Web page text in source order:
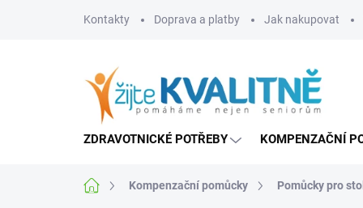
Kontakty Doprava a platby Jak nakupovat
ZDRAVOTNICKÉ POTŘEBY KOMPENZAČNÍ
Domů Kompenzační pomůcky Pomůcky pro